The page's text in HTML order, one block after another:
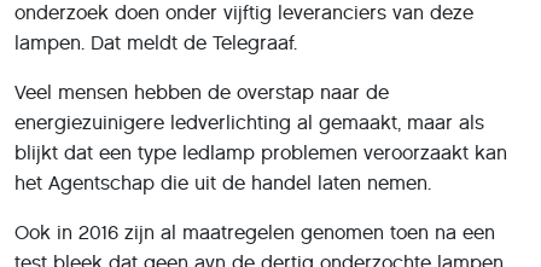
onderzoek doen onder vijftig leveranciers van deze
lampen. Dat meldt de Telegraaf.
Veel mensen hebben de overstap naar de
energiezuinigere ledverlichting al gemaakt, maar als
blijkt dat een type ledlamp problemen veroorzaakt kan
het Agentschap die uit de handel laten nemen.
Ook in 2016 zijn al maatregelen genomen toen na een